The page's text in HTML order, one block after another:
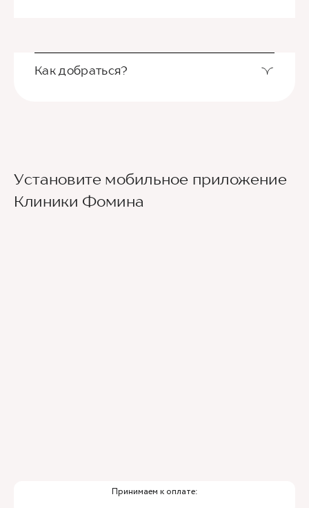
Как добраться?
второй вестибюль, далее направо. По улице
Новаторов движемся прямо, спускаемся по
лестнице и идем вдоль школ (путь лежит между
Установите мобильное приложение
Клиники Фомина
Принимаем к оплате: